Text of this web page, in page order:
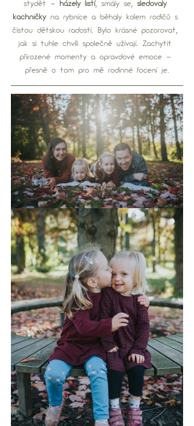
stydět – házely listí, smály se, sledovaly
kachničky na rybníce a běhaly kolem rodičů s
čistou dětskou radostí. Bylo krásné pozorovat,
jak si tuhle chvíli společně užívají. Zachytit
přirozené momenty a opravdové emoce –
přesně o tom pro mě rodinné focení je.